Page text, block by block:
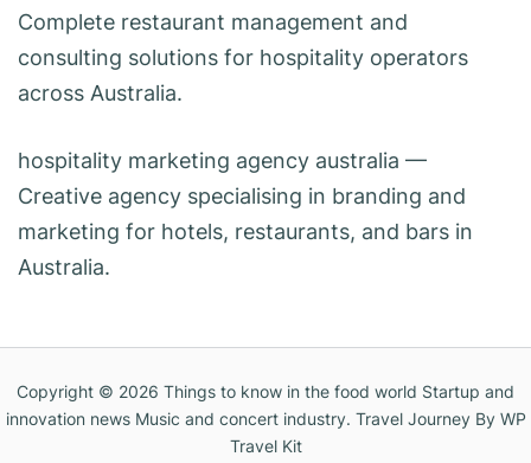
Complete restaurant management and
consulting solutions for hospitality operators
across Australia.
hospitality marketing agency australia —
Creative agency specialising in branding and
marketing for hotels, restaurants, and bars in
Australia.
Copyright © 2026 Things to know in the food world Startup and
innovation news Music and concert industry. Travel JourneyBy WP
Travel Kit